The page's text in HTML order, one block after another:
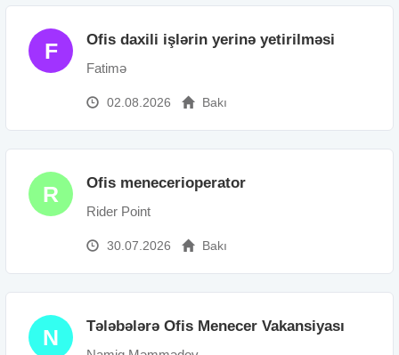
F Ofis daxili işlərin yerinə yetirilməsi
Fatimə
02.08.2026 Bakı
R Ofis menecerioperator
Rider Point
30.07.2026 Bakı
N Tələbələrə Ofis Menecer Vakansiyası